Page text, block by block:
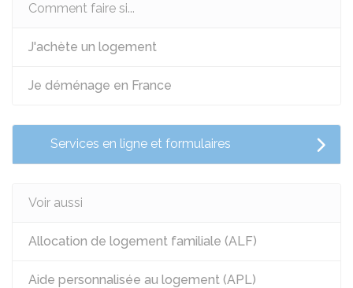
Comment faire si...
J'achète un logement
Je déménage en France
Services en ligne et formulaires
Voir aussi
Allocation de logement familiale (ALF)
Aide personnalisée au logement (APL)